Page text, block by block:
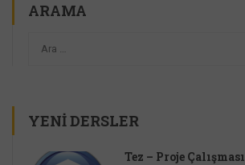
ARAMA
YENI DERSLER
Tez – Proje Çalışması